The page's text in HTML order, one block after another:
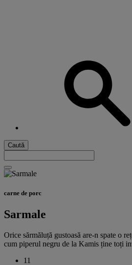
Caută
carne de porc
Sarmale
Orice sărmăluță gustoasă are-n spate o
cum piperul negru de la Kamis ține toți
11